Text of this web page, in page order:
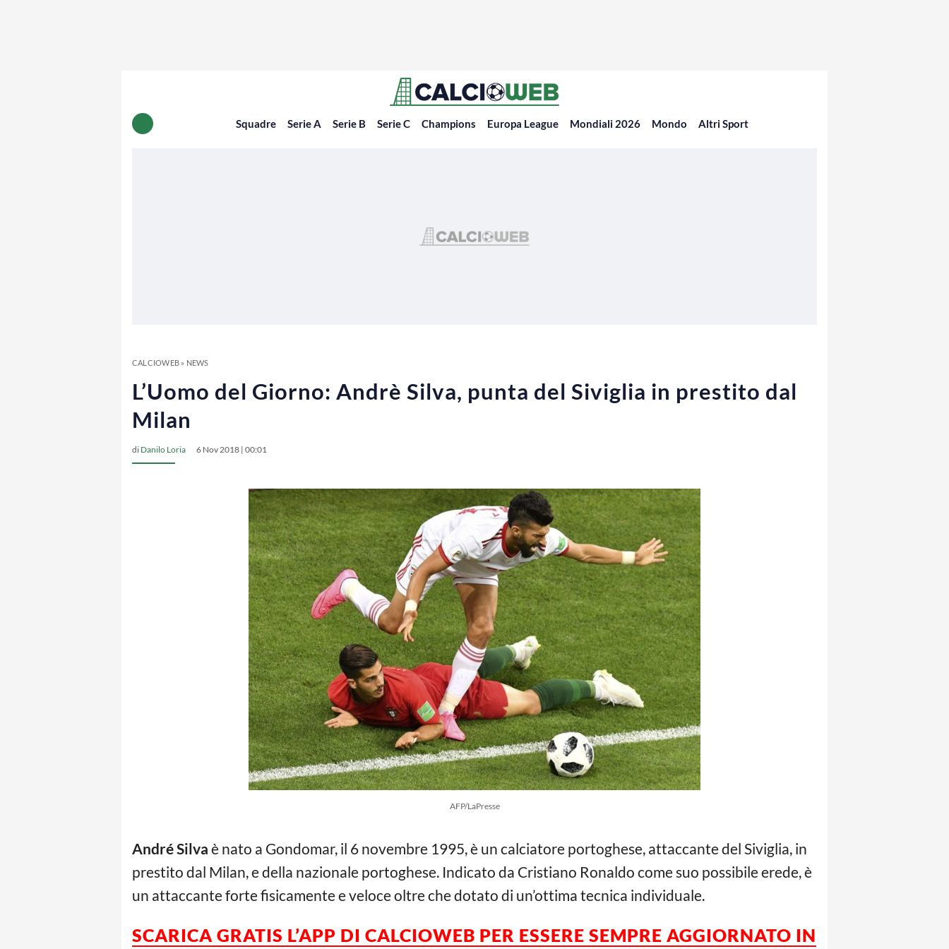
Squadre Serie A Serie B Serie C Champions Europa League Mondiali 2026 Mondo Altri Sport
CALCIOWEB» NEWS
L’Uomo del Giorno: Andrè Silva, punta del Siviglia in prestito dal
Milan
di Danilo Loria 6 Nov 2018 | 00:01
AFP/LaPresse
André Silva è nato a Gondomar, il 6 novembre 1995, è un calciatore portoghese, attaccante del Siviglia, in
prestito dal Milan, e della nazionale portoghese. Indicato da Cristiano Ronaldo come suo possibile erede, è
un attaccante forte fisicamente e veloce oltre che dotato di un’ottima tecnica individuale.
SCARICA GRATIS L’APP DI CALCIOWEB PER ESSERE SEMPRE AGGIORNATO IN